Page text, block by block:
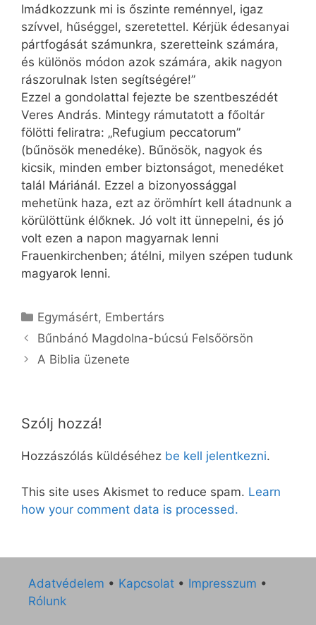
Imádkozzunk mi is őszinte reménnyel, igaz
szívvel, hűséggel, szeretettel. Kérjük édesanyai
pártfogását számunkra, szeretteink számára,
és különös módon azok számára, akik nagyon
rászorulnak Isten segítségére!”
Ezzel a gondolattal fejezte be szentbeszédét
Veres András. Mint­egy rámutatott a főoltár
fölötti feliratra: „Refugium peccatorum”
(bűnösök menedéke). Bűnösök, nagyok és
kicsik, minden ember biztonságot, menedéket
talál Máriánál. Ezzel a bizonyossággal
mehetünk haza, ezt az örömhírt kell átadnunk a
körülöttünk élőknek. Jó volt itt ünnepelni, és jó
volt ezen a napon magyarnak lenni
Frauenkirchenben; átélni, milyen szépen tudunk
magyarok lenni.
Kategória
Egymásért, Embertárs
Bűnbánó Magdolna-búcsú Felsőörsön
A Biblia üzenete
Szólj hozzá!
Hozzászólás küldéséhez be kell jelentkezni.
This site uses Akismet to reduce spam. Learn
how your comment data is processed.
Adatvédelem • Kapcsolat • Impresszum •
Rólunk